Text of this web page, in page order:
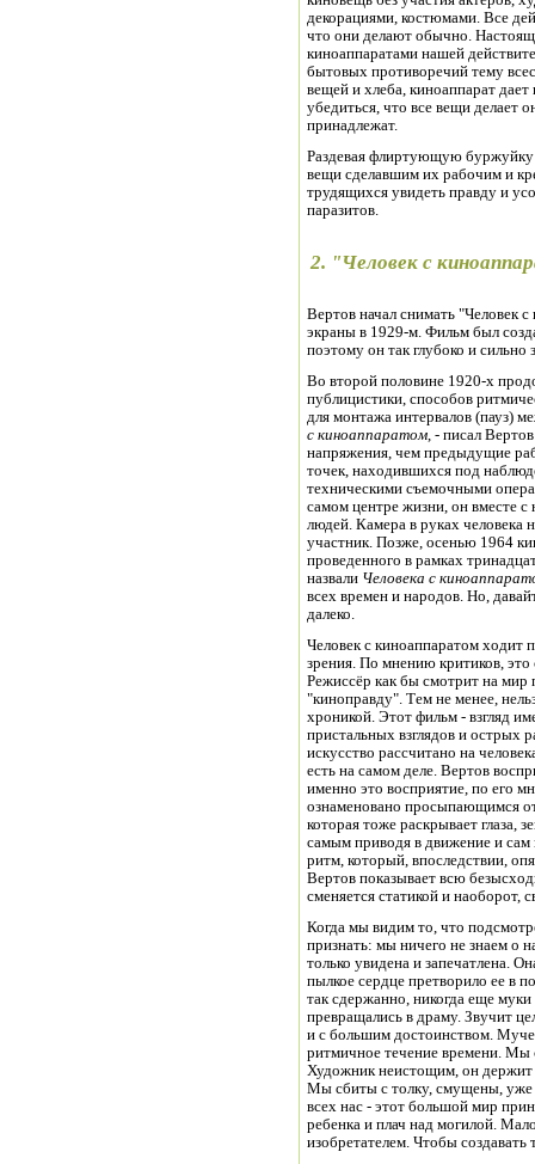
декорациями, костюмами. Все
что они делают обычно.
киноаппаратами нашей
бытовых противоречий тему
вещей и хлеба, киноаппарат
убедиться, что все вещи делает
принадлежат.
Раздевая флиртующую
вещи сделавшим их рабочим и
трудящихся увидеть правду и
паразитов.
2. "Человек с
Вертов начал снимать "Человек
экраны в 1929-м. Фильм был
поэтому он так глубоко и сильно
Во второй половине 1920-х
публицистики, способов
для монтажа интервалов (пауз)
с киноаппаратом, - писал
напряжения, чем предыдущие
точек, находившихся под
техническими съемочными
самом центре жизни, он вместе
людей. Камера в руках человека
участник. Позже, осенью 1964
проведенного в рамках
назвали Человека с
всех времен и народов. Но,
далеко.
Человек с киноаппаратом ходит
зрения. По мнению критиков,
Режиссёр как бы смотрит на мир
"киноправду". Тем не менее,
хроникой. Этот фильм - взгляд
пристальных взглядов и острых
искусство рассчитано на
есть на самом деле. Вертов
именно это восприятие, по его
ознаменовано просыпающимся
которая тоже раскрывает глаза,
самым приводя в движение и сам
ритм, который, впоследствии,
Вертов показывает всю
сменяется статикой и наоборот,
Когда мы видим то, что
признать: мы ничего не знаем о
только увидена и запечатлена.
пылкое сердце претворило ее в
так сдержанно, никогда еще муки
превращались в драму. Звучит
и с большим достоинством.
ритмичное течение времени. Мы
Художник неистощим, он держит
Мы сбиты с толку, смущены, уже
всех нас - этот большой мир
ребенка и плач над могилой.
изобретателем. Чтобы создавать